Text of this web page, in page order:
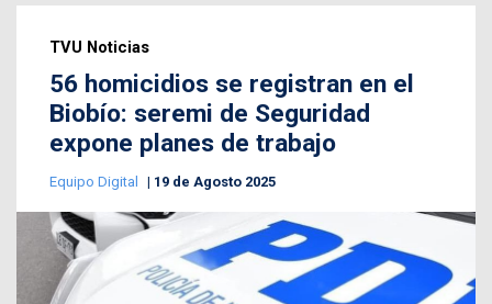
TVU Noticias
56 homicidios se registran en el
Biobío: seremi de Seguridad
expone planes de trabajo
Equipo Digital 19 de Agosto 2025